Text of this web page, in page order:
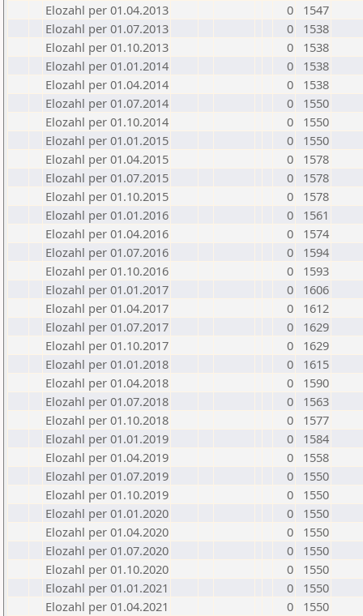
Elozahl per 01.04.2013
0
1547
Elozahl per 01.07.2013
0
1538
Elozahl per 01.10.2013
0
1538
Elozahl per 01.01.2014
0
1538
Elozahl per 01.04.2014
0
1538
Elozahl per 01.07.2014
0
1550
Elozahl per 01.10.2014
0
1550
Elozahl per 01.01.2015
0
1550
Elozahl per 01.04.2015
0
1578
Elozahl per 01.07.2015
0
1578
Elozahl per 01.10.2015
0
1578
Elozahl per 01.01.2016
0
1561
Elozahl per 01.04.2016
0
1574
Elozahl per 01.07.2016
0
1594
Elozahl per 01.10.2016
0
1593
Elozahl per 01.01.2017
0
1606
Elozahl per 01.04.2017
0
1612
Elozahl per 01.07.2017
0
1629
Elozahl per 01.10.2017
0
1629
Elozahl per 01.01.2018
0
1615
Elozahl per 01.04.2018
0
1590
Elozahl per 01.07.2018
0
1563
Elozahl per 01.10.2018
0
1577
Elozahl per 01.01.2019
0
1584
Elozahl per 01.04.2019
0
1558
Elozahl per 01.07.2019
0
1550
Elozahl per 01.10.2019
0
1550
Elozahl per 01.01.2020
0
1550
Elozahl per 01.04.2020
0
1550
Elozahl per 01.07.2020
0
1550
Elozahl per 01.10.2020
0
1550
Elozahl per 01.01.2021
0
1550
Elozahl per 01.04.2021
0
1550